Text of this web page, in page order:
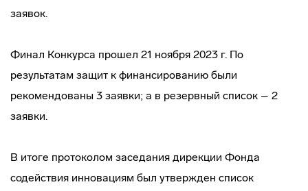
заявок.
Финал Конкурса прошел 21 ноября 2023 г. По
результатам защит к финансированию были
рекомендованы 3 заявки; а в резервный список – 2
заявки.
В итоге протоколом заседания дирекции Фонда
содействия инновациям был утвержден список